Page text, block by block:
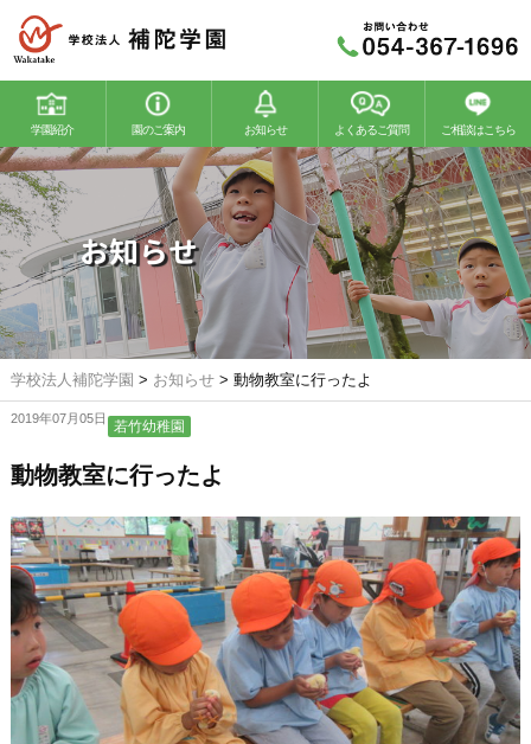
学園紹介 園のご案内
若竹幼稚園 若竹こどもの森
お知らせ よくあるご質問 ご相談はこちら
お知らせ
学校法人補陀学園 > お知らせ> 動物教室に行ったよ
2019年07月05日 若竹幼稚園
動物教室に行ったよ